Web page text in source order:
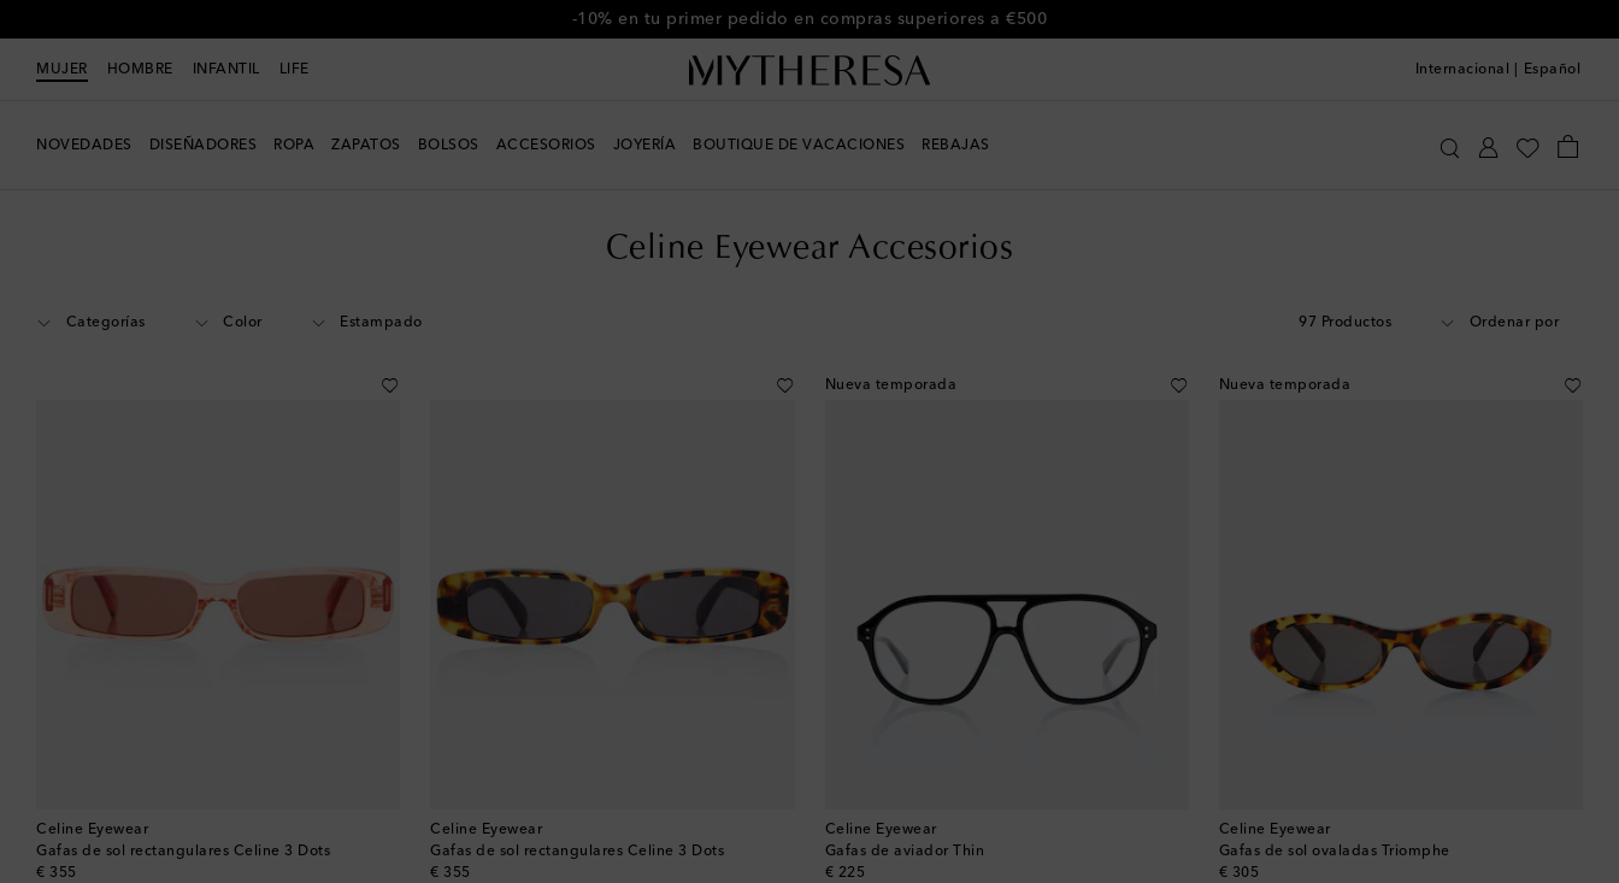
-10% en tu primer pedido en compras superiores a €500
MUJER HOMBRE INFANTIL LIFE Internacional Español
NOVEDADES DISEÑADORES ROPA ZAPATOS BOLSOS ACCESORIOS JOYERÍA BOUTIQUE DE VACACIONES REBAJAS
Celine Eyewear Accesorios
Categorías Color Estampado 97 Productos Ordenar por
Celine Eyewear
Gafas de sol rectangulares Celine 3 Dots
€ 355
original price
Celine Eyewear
Gafas de sol rectangulares Celine 3 Dots
€ 355
original price
Nueva temporada
Celine Eyewear
Gafas de aviador Thin
€ 225
original price
Nueva temporada
Celine Eyewear
Gafas de sol ovaladas Triomphe
€ 305
original price